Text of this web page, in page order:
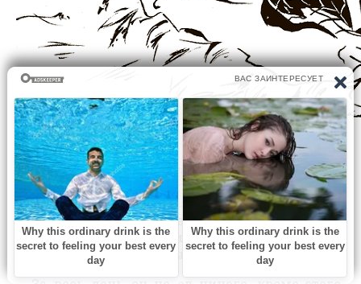
Утром у Тама был такой больной вид, что
солдаты отказались пустить его за вторую
стену. Они боялись заразы. Ему пришлось
весь день провести здесь, на краю города, где
жили такие же нищие, как он сам, и где
милостыню просить было не у кого.